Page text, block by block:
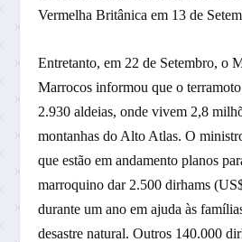
Vermelha Britânica em 13 de
Entretanto, em 22 de Setembro, o
Marrocos informou que o
2.930 aldeias, onde vivem 2,8
montanhas do Alto Atlas. O
que estão em andamento planos
marroquino dar 2.500 dirhams
durante um ano em ajuda às
desastre natural. Outros 140.000